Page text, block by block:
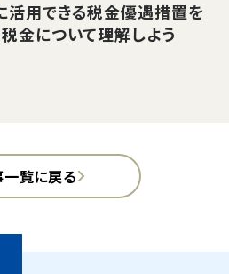
用できる税金優遇措置を
金について理解しよう
覧に戻る